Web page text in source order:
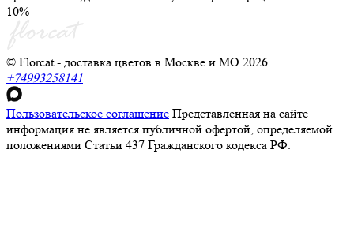
10%
© Florcat - доставка цветов в Москве и МО 2026
+74993258141
Пользовательское соглашение Представленная на сайте
информация не является публичной офертой, определяемой
положениями Статьи 437 Гражданского кодекса РФ.